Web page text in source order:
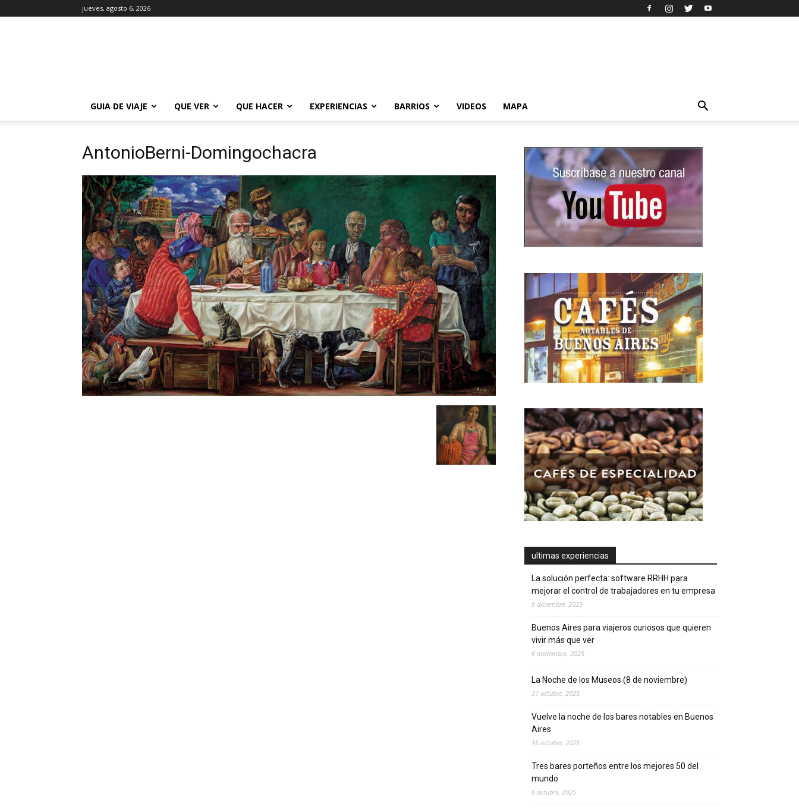
jueves, agosto 6, 2026
GUIA DE VIAJE
QUE VER QUE HACER EXPERIENCIAS BARRIOS VIDEOS MAPA
AntonioBerni-Domingochacra
ultimas experiencias
La solución perfecta: software RRHH para
mejorar el control de trabajadores en tu empresa
9 diciembre, 2025
Buenos Aires para viajeros curiosos que quieren
vivir más que ver
6 noviembre, 2025
La Noche de los Museos (8 de noviembre)
31 octubre, 2025
Vuelve la noche de los bares notables en Buenos
Aires
16 octubre, 2025
Tres bares porteños entre los mejores 50 del
mundo
6 octubre, 2025